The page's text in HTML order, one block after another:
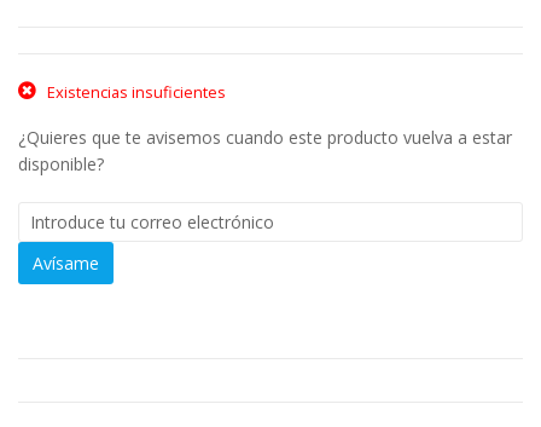
Bs.
is:
Bs. 6.950,44.
Existencias insuficientes
¿Quieres que te avisemos cuando este producto vuelva a estar
disponible?
Avísame